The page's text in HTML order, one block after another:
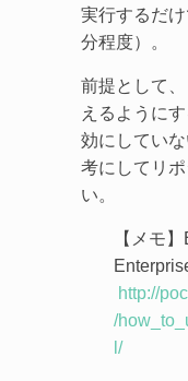
実行するだ
分程度）。
前提として
えるように
効にしていな
考にしてリ
い。
【メモ
http://
/
l/